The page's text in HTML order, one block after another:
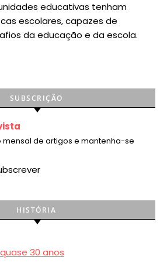
educativas tenham
escolares, capazes de
da educação e da escola.
SUBSCRIÇÃO
de artigos e mantenha-se
HISTÓRIA
30 anos